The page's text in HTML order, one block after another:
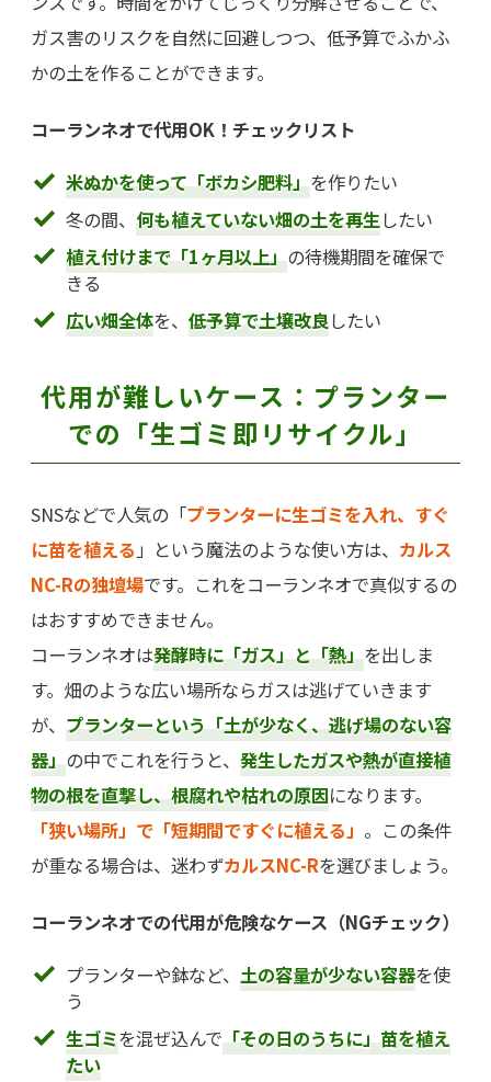
ガス害のリスクを自然に回避しつつ、低予算でふかふ
かの土を作ることができます。
コーランネオで代用OK！チェックリスト
米ぬかを使って「ボカシ肥料」を作りたい
冬の間、 何も植えていない畑の土を再生したい
植え付けまで「1ヶ月以上」の待機期間を確保で
きる
広い畑全体を、 低予算で土壌改良したい
代用が難しいケース：プランター
での「生ゴミ即リサイクル」
SNSなどで人気の「プランターに生ゴミを入れ、すぐ
に苗を植える」という魔法のような使い方は、 カルス
NC-Rの独壇場です。これをコーランネオで真似するの
はおすすめできません。
コーランネオは発酵時に「ガス」と「熱」を出しま
す。畑のような広い場所ならガスは逃げていきます
が、 プランターという「土が少なく、逃げ場のない容
器」の中でこれを行うと、 発生したガスや熱が直接植
物の根を直撃し、根腐れや枯れの原因になります。
「狭い場所」で「短期間ですぐに植える」 。この条件
が重なる場合は、迷わずカルスNC-Rを選びましょう。
コーランネオでの代用が危険なケース（NGチェック）
プランターや鉢など、 土の容量が少ない容器を使
う
生ゴミを混ぜ込んで「その日のうちに」苗を植え
たい